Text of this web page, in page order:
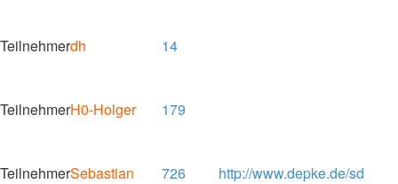
Teilnehmerdh 14
TeilnehmerH0-Holger 179
TeilnehmerSebastian 726 http://www.depke.de/sd